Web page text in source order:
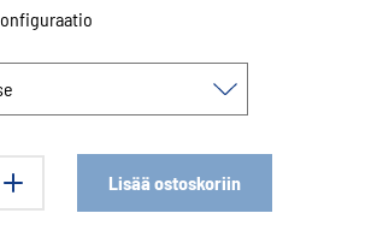
Lisää ostoskoriin